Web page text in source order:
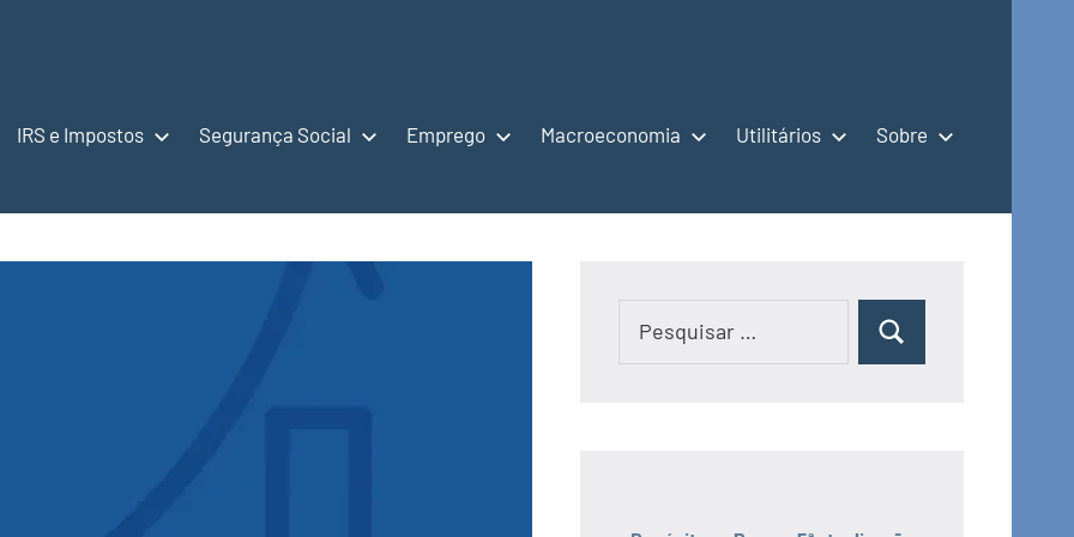
IRS e Impostos Segurança Social Emprego Macroeconomia Utilitários Sobre
Pesquisar